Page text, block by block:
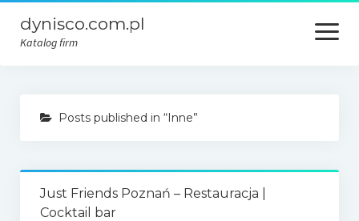
dynisco.com.pl
Katalog firm
open
menu
Posts published in “Inne”
Just Friends Poznań – Restauracja |
Cocktail bar